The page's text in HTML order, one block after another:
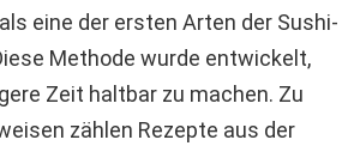
eine der ersten Arten der Sushi-
Methode wurde entwickelt,
Zeit haltbar zu machen. Zu
zählen Rezepte aus der